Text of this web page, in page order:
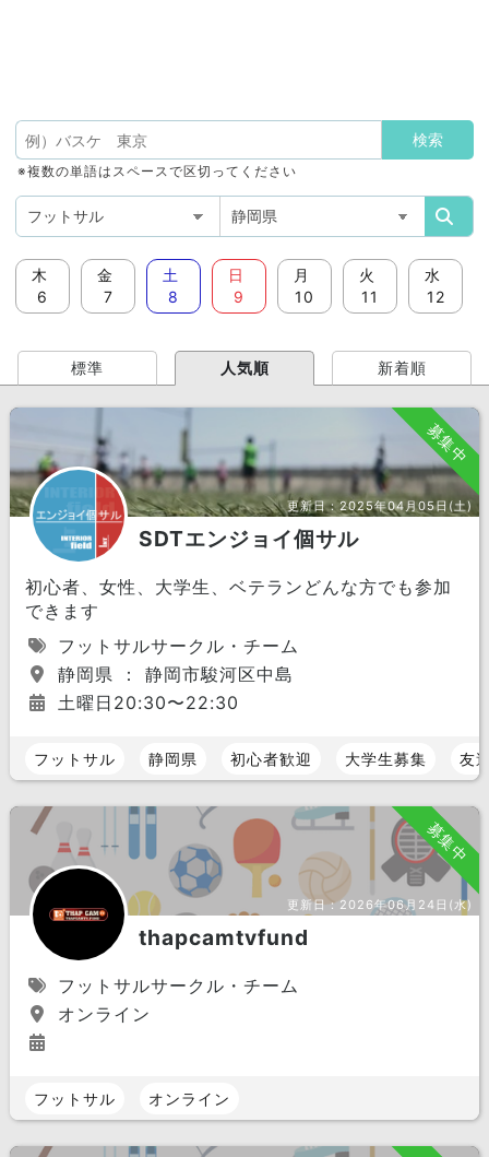
※複数の単語はスペースで区切ってください
木
6
金
7
土
8
日
9
月
10
火
11
水
12
標準 人気順 新着順
募集中
更新日：2025年04月05日(土)
SDTエンジョイ個サル
初心者、女性、大学生、ベテランどんな方でも参加
できます
フットサルサークル・チーム
静岡県 ： 静岡市駿河区中島
土曜日20:30〜22:30
フットサル 静岡県 初心者歓迎 大学生募集 友
募集中
更新日：2026年06月24日(水)
thapcamtvfund
フットサルサークル・チーム
オンライン
フットサル オンライン